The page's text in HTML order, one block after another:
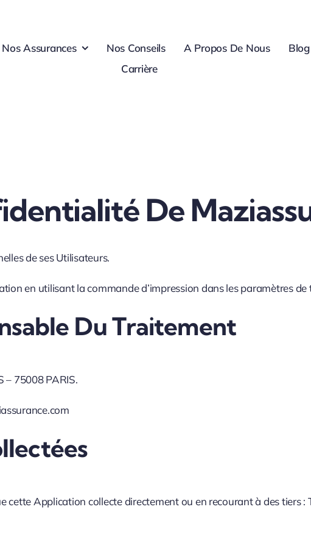
Nos Assurances Nos Conseils A Propos De Nous
Blog
Carrière
De
de ses Utilisateurs.
en utilisant la commande d’impression dans les paramètres
Du Traitement
– 75008 PARIS.
cette Application collecte directement ou en recourant à des tiers